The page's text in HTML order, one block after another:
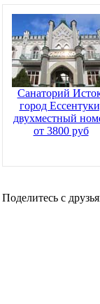
Санаторий
город
двухместный
от 3800 руб
Поделитесь с